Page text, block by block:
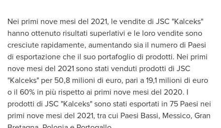
Nei primi nove mesi del 2021, le vendite di JSC "Kalceks"
hanno ottenuto risultati superlativi e le loro vendite sono
cresciute rapidamente, aumentando sia il numero di Paesi
di esportazione che il suo portafoglio di prodotti. Nei primi
nove mesi del 2021 sono stati venduti prodotti di JSC
"Kalceks" per 50,8 milioni di euro, pari a 19,1 milioni di euro
o il 60% in più rispetto ai primi nove mesi del 2020. I
prodotti di JSC "Kalceks" sono stati esportati in 75 Paesi nei
primi nove mesi del 2021, tra cui Paesi Bassi, Messico, Gran